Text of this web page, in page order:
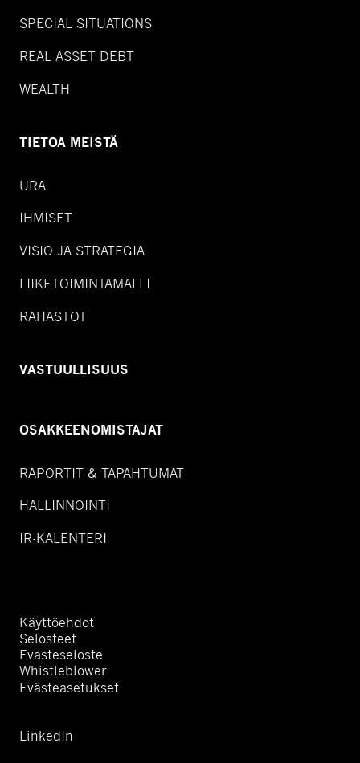
SPECIAL SITUATIONS
REAL ASSET DEBT
WEALTH
TIETOA MEISTÄ
URA
IHMISET
VISIO JA STRATEGIA
LIIKETOIMINTAMALLI
RAHASTOT
VASTUULLISUUS
OSAKKEENOMISTAJAT
RAPORTIT & TAPAHTUMAT
HALLINNOINTI
IR-KALENTERI
Käyttöehdot
Selosteet
Evästeseloste
Whistleblower
Evästeasetukset
LinkedIn